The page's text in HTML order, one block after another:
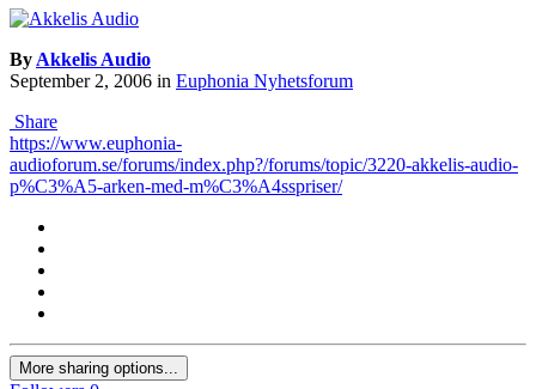
ByAkkelis Audio
September 2, 2006 in Euphonia Nyhetsforum
Share
https://www.euphonia-
audioforum.se/forums/index.php?/forums/topic/3220-akkelis-audio-
p%C3%A5-arken-med-m%C3%A4sspriser/
More sharing options...